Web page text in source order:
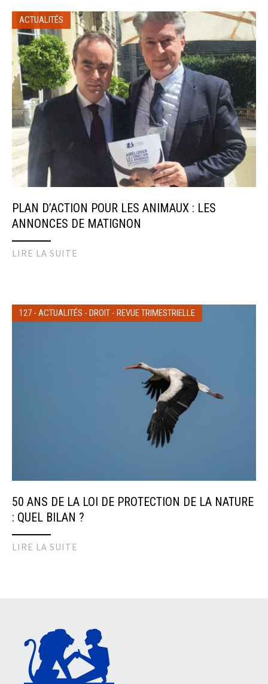
ACTUALITÉS
PLAN D’ACTION POUR LES ANIMAUX : LES
ANNONCES DE MATIGNON
LIRE LA SUITE
127 - ACTUALITÉS - DROIT - REVUE TRIMESTRIELLE
50 ANS DE LA LOI DE PROTECTION DE LA NATURE
: QUEL BILAN ?
LIRE LA SUITE